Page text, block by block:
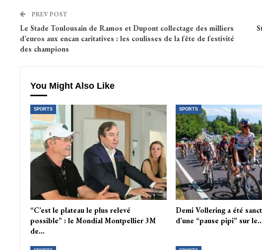
PREV POST
Le Stade Toulousain de Ramos et Dupont collectage des milliers
d’euros aux encan caritatives : les coulisses de la fête de festivité
des champions
You Might Also Like
SPORTS
“C’est le plateau le plus relevé
possible” : le Mondial Montpellier 3M
de…
SPORTS
Demi Vollering a été
d’une “pause pipi” sur